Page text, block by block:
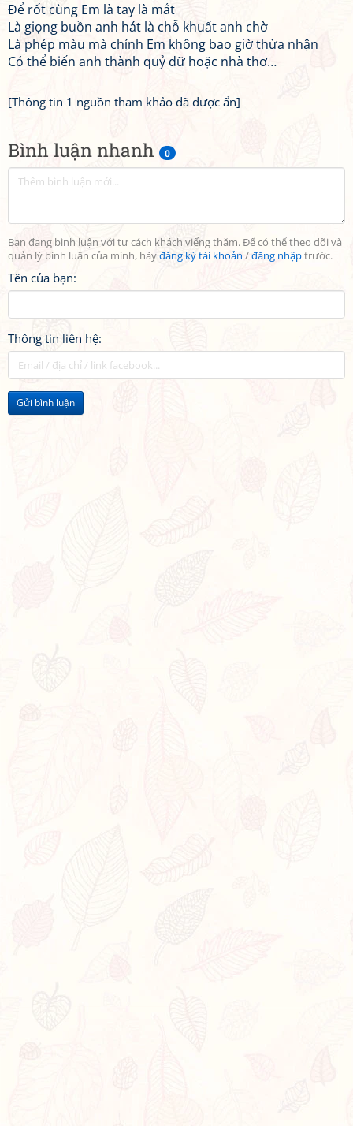
Bình luận nhanh 0
Bạn đang bình luận với tư cách khách viếng thăm. Để có thể theo dõi và
quản lý bình luận của mình, hãyđăng ký tài khoản /đăng nhậptrước.
Tên của bạn:
Thông tin liên hệ:
Gửi bình luận
Để rốt cùng Em là tay là mắt
Là giọng buồn anh hát là chỗ khuất anh chờ
Là phép màu mà chính Em không bao giờ thừa nhận
Có thể biến anh thành quỷ dữ hoặc nhà thơ…
[Thông tin 1 nguồn tham khảo đã được ẩn]